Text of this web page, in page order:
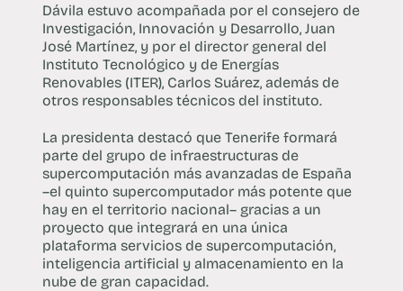
Dávila estuvo acompañada por el consejero de
Investigación, Innovación y Desarrollo, Juan
José Martínez, y por el director general del
Instituto Tecnológico y de Energías
Renovables (ITER), Carlos Suárez, además de
otros responsables técnicos del instituto.
La presidenta destacó que Tenerife formará
parte del grupo de infraestructuras de
supercomputación más avanzadas de España
–el quinto supercomputador más potente que
hay en el territorio nacional– gracias a un
proyecto que integrará en una única
plataforma servicios de supercomputación,
inteligencia artificial y almacenamiento en la
nube de gran capacidad.